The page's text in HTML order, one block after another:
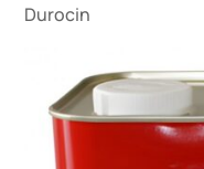
Durocin